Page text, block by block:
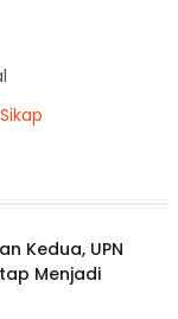
Kedua, UPN
Menjadi